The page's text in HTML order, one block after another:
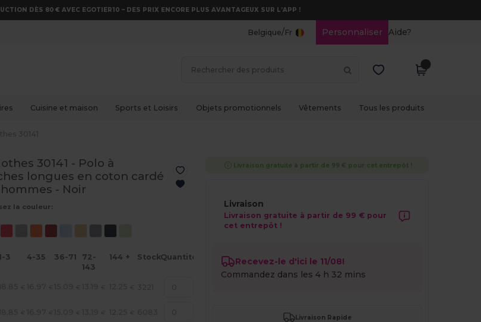
DÈS 80 € AVEC EGOTIER10 – DES PRIX ENCORE PLUS AVANTAGEUX SUR L’APP !
Belgique/Fr Personnaliser Aide?
Cuisine et maison Sports et Loisirs Objets promotionnels Vêtements Tous les produits
30141 - Polo à
longues en coton cardé
- Noir
la couleur:
1-3 4-35 36-71
72-
143
144 + StockQuantité
Livraison gratuite à partir de 99 € pour cet entrepôt !
Livraison
Livraison gratuite à partir de 99 € pour
cet entrepôt !
Recevez-le d'ici le 11/08!
Commandez dans les4 h 32 mins
Livraison Rapide